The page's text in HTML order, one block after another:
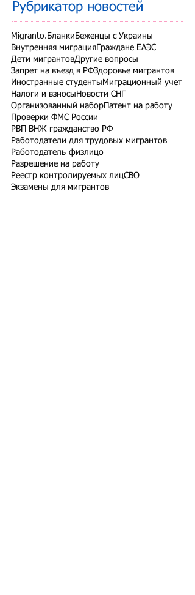
Рубрикатор новостей
Migranto.Бланки Беженцы с Украины
Внутренняя миграция Граждане ЕАЭС
Дети мигрантовДругие вопросы
Запрет на въезд в РФЗдоровье мигрантов
Иностранные студенты Миграционный учет
Налоги и взносы Новости СНГ
Организованный набор Патент на работу
Проверки ФМС России
РВП ВНЖ гражданство РФ
Работодатели для трудовых мигрантов
Работодатель-физлицо
Разрешение на работу
Реестр контролируемых лицСВО
Экзамены для мигрантов